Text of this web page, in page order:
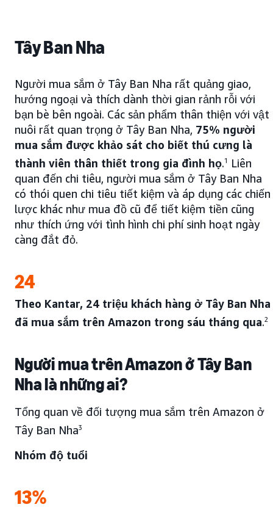
Tây Ban Nha
Người mua sắm ở Tây Ban Nha rất quảng giao,
hướng ngoại và thích dành thời gian rảnh rỗi với
bạn bè bên ngoài. Các sản phẩm thân thiện với vật
nuôi rất quan trọng ở Tây Ban Nha, 75% người
mua sắm được khảo sát cho biết thú cưng là
thành viên thân thiết trong gia đình họ.1
Liên
quan đến chi tiêu, người mua sắm ở Tây Ban Nha
có thói quen chi tiêu tiết kiệm và áp dụng các chiến
lược khác như mua đồ cũ để tiết kiệm tiền cũng
như thích ứng với tình hình chi phí sinh hoạt ngày
càng đắt đỏ.
24
Theo Kantar, 24 triệu khách hàng ở Tây Ban Nha
đã mua sắm trên Amazon trong sáu tháng qua.2
Người mua trên Amazon ở Tây Ban
Nha là những ai?
Tổng quan về đối tượng mua sắm trên Amazon ở
Tây Ban Nha3
Nhóm độ tuổi
13%